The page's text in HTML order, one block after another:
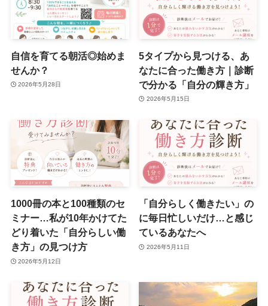
自信を育てる朝活◎始めま
せんか？
2026年5月28日
5タイプから見つける、あ
なたに合った働き方｜診断
で分かる「自分の輝き方」
2026年5月15日
1000冊の本と100種類のセ
ミナー…私が10年かけてた
どり着いた「自分らしい働
き方」の見つけ方
2026年5月12日
「自分らしく働きたい」の
に毎日忙しいだけ…と感じ
ているあなたへ
2026年5月11日